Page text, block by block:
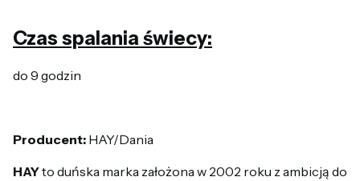
Czas spalania świecy:
do 9 godzin
Producent: HAY/Dania
HAYto duńska marka założona w 2002 roku z ambicją do